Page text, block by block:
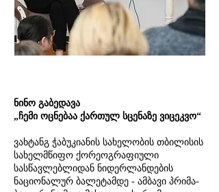
ნინო გაბედავა
„ჩემი ოცნებაა ქართულ სცენაზე ვიცეკვო“
ვახტანგ ჭაბუკიანის სახელობის თბილისის
სახელმწიფო ქორეოგრაფიული
სასწავლებლიდან ნიდერლანდების
ნაციონალურ ბალეტამდე - ამბავი პრიმა-